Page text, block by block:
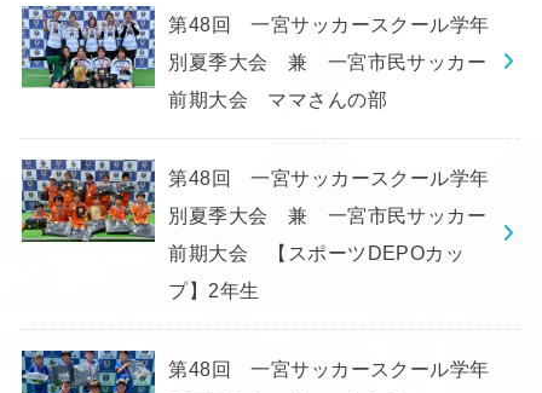
第48回 一宮サッカースクール学年
別夏季大会 兼 一宮市民サッカー
前期大会 ママさんの部
第48回 一宮サッカースクール学年
別夏季大会 兼 一宮市民サッカー
前期大会 【スポーツDEPOカッ
プ】2年生
第48回 一宮サッカースクール学年